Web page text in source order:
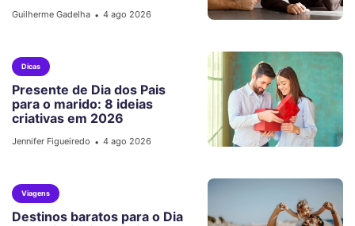
Guilherme Gadelha • 4 ago 2026
Dicas
Presente de Dia dos Pais
para o marido: 8 ideias
criativas em 2026
Jennifer Figueiredo • 4 ago 2026
Viagens
Destinos baratos para o Dia